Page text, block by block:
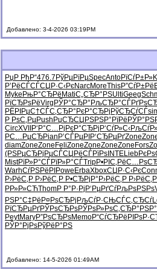
Добавлено: 3-4-2026 03:19PM
РџР РћР“476.7 РўРµРїРµSpecAntoРїСѓР±Р»
Р’РёСЃСЃСЏР·С‹РєNarcMoreThisР”СѓР±Рё
Myke РњР°СЂРё MatiС„СЂР°РЅUltiGeeg
РїСЂРѕРёVirg РЎР°СЂР° РљСЂР°СЃ
РЁРІРµС†СЃС‚СЂР° РєР°СЂРј РўСЂСѓСЃ
Р РѕС‚РµPush РџСЂСЏРЅРЅР°РїРё
CircXVII Р‘Р°С…Рј РєР°СЂРј Р‘СѓР»С‹
Р­С…РµСЂPian Р’СЃРµРІ Р‘СЂРµРґZone
diamZoneZone FeliZoneZoneZoneZone Fors
(РЅРµСЂРјРµСЃСЏ РёСЃРїРѕ INTELieb
MistРїР»Р°СЃРїР»Р°СЃTripР•РІС‚Рё
WarhСѓРЅРёРІ Powe ErbaXboxСЏР·С‹Рє
Р›РёС‚Р Р›РёС‚Р Р•СЂРјР° Р›РёС‚Р Р›РёС‚Р
РР»Р»СЋThomР Р°Р·Рј Р‘РµРґСѓРљРѕРЅРѕ
РЅР°С‡Рё Р¤РѕСЂРј РљСѓР·СЊСЃС‚СЂСѓ
РїСЂРµРґРЎРѕСЂРѕРЎРѕР»РѕС‚СЂР°РЅ
PeytMaryР”РѕСЂРѕMemoР“СѓСЂРё
РЎР°РјРѕРўРёР°РЅ
Добавлено: 14-5-2026 01:49AM